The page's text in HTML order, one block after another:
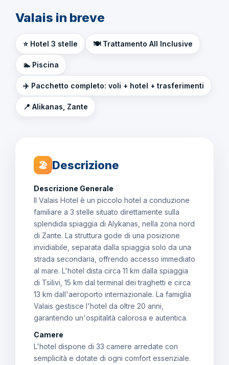
Valais in breve
⭐ Hotel 3 stelle 🍽️ Trattamento All Inclusive
🏊 Piscina
✈️ Pacchetto completo: voli + hotel + trasferimenti
📍 Alikanas, Zante
🏖 Descrizione
Descrizione Generale
Il Valais Hotel è un piccolo hotel a conduzione
familiare a 3 stelle situato direttamente sulla
splendida spiaggia di Alykanas, nella zona nord
di Zante. La struttura gode di una posizione
invidiabile, separata dalla spiaggia solo da una
strada secondaria, offrendo accesso immediato
al mare. L'hotel dista circa 11 km dalla spiaggia
di Tsilivi, 15 km dal terminal dei traghetti e circa
13 km dall'aeroporto internazionale. La famiglia
Valais gestisce l'hotel da oltre 20 anni,
garantendo un'ospitalità calorosa e autentica.
Camere
L'hotel dispone di 33 camere arredate con
semplicità e dotate di ogni comfort essenziale.